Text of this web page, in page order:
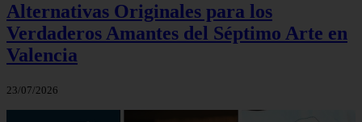
Alternativas Originales para los
Verdaderos Amantes del Séptimo Arte en
Valencia
23/07/2026